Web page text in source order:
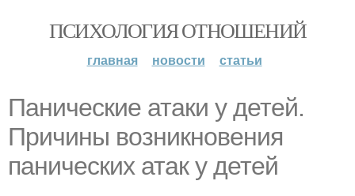
ПСИХОЛОГИЯ ОТНОШЕНИЙ
главная новости статьи
Панические атаки у детей.
Причины возникновения
панических атак у детей